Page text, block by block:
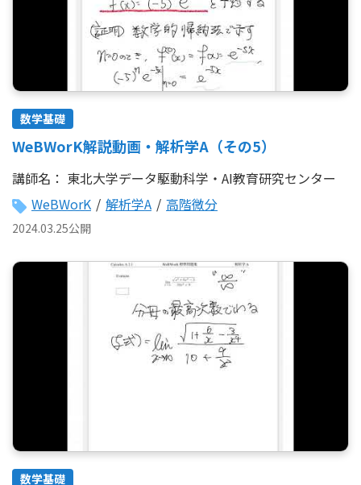
数学基礎
WeBWorK解説動画・解析学A（その5）
講師名： 東北大学データ駆動科学・AI教育研究センター
WeBWorK / 解析学A / 高階微分
2024.03.25公開
数学基礎